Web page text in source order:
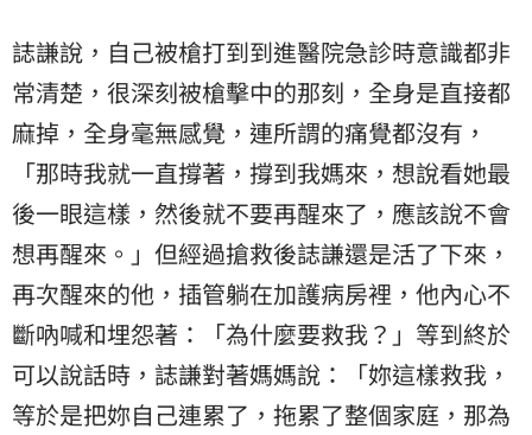
誌謙說，自己被槍打到到進醫院急診時意識都非
常清楚，很深刻被槍擊中的那刻，全身是直接都
麻掉，全身毫無感覺，連所謂的痛覺都沒有，
「那時我就一直撐著，撐到我媽來，想說看她最
後一眼這樣，然後就不要再醒來了，應該說不會
想再醒來。」但經過搶救後誌謙還是活了下來，
再次醒來的他，插管躺在加護病房裡，他內心不
斷吶喊和埋怨著：「為什麼要救我？」等到終於
可以說話時，誌謙對著媽媽說：「妳這樣救我，
等於是把妳自己連累了，拖累了整個家庭，那為